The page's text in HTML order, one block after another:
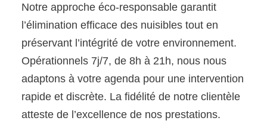
Notre approche éco-responsable garantit
l’élimination efficace des nuisibles tout en
préservant l’intégrité de votre environnement.
Opérationnels 7j/7, de 8h à 21h, nous nous
adaptons à votre agenda pour une intervention
rapide et discrète. La fidélité de notre clientèle
atteste de l’excellence de nos prestations.